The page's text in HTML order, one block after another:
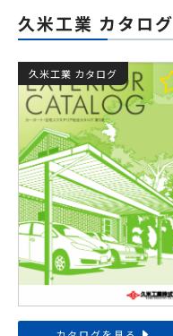
久米工業 カタログ
久米工業 カタログ